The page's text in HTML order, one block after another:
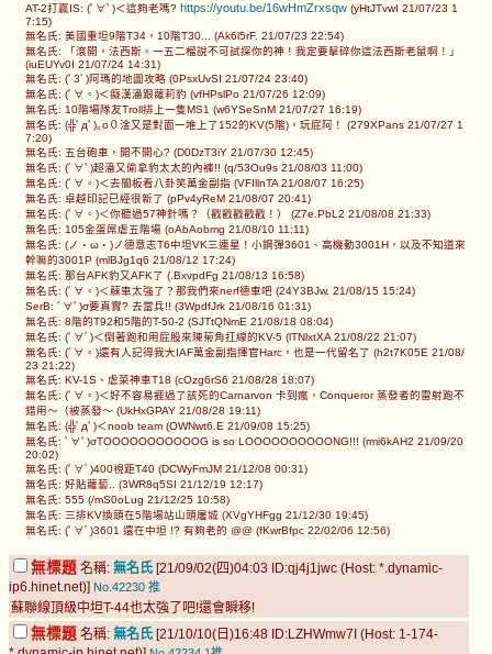
AT-2打贏IS: (ﾟ∀ﾟ)＜這夠老嗎? https://youtu.be/16wHmZrxsqw (yHtJTvwI 21/07/23 1
7:15)
無名氏: 美國重坦9階T34，10階T30... (Ak6l5rF. 21/07/23 22:54)
無名氏: 「滾開，法西斯。一五二榴說不可試探你的神！我定要擊碎你這法西斯老鼠啊！」
(iuEUYv0I 21/07/24 14:31)
無名氏: (ﾟ3ﾟ)阿瑪的地圖攻略 (0PsxUvSI 21/07/24 23:40)
無名氏: (ﾟ∀。)＜癡漢潘跟蘿莉豹 (vfHPslPo 21/07/26 12:09)
無名氏: 10階場隊友Troll排上一隻MS1 (w6YSeSnM 21/07/27 16:19)
無名氏: (╬ﾟдﾟ)｡o０淦又是對面一堆上了152的KV(5階)，玩屁阿！ (279XPans 21/07/27 1
7:20)
無名氏: 五台砲車，開不開心? (D0DzT3iY 21/07/30 12:45)
無名氏: (ﾟ∀ﾟ)超潘又偷拿豹太太的內褲!! (q/53Ou9s 21/08/03 11:00)
無名氏: (ﾟ∀。)＜去闇板看八卦笑萬金副指 (VFIllnTA 21/08/07 16:25)
無名氏: 卓越印記已經很新了 (pPv4yReM 21/08/07 20:41)
無名氏: (ﾟ∀。)＜你聽過57神針嗎？（戳戳戳戳戳！） (Z7e.PbL2 21/08/08 21:33)
無名氏: 105金蛋屌虐五階場 (oAbAobmg 21/08/10 11:11)
無名氏: (ノ・ω・)ノ德意志T6中坦VK三連星！小鋼彈3601、高機動3001H，以及不知道來
幹嘛的3001P (mlBJg1q6 21/08/12 17:24)
無名氏: 那台AFK豹又AFK了 (.BxvpdFg 21/08/13 16:58)
無名氏: (ﾟ∀。)＜蘇車太強了？那我們來nerf德車吧 (24Y3BJw. 21/08/15 15:24)
SerB: ﾟ∀ﾟ)σ要真實? 去當兵!! (3WpdfJrk 21/08/16 01:31)
無名氏: 8階的T92和5階的T-50-2 (SJTtQNmE 21/08/18 08:04)
無名氏: (ﾟ∀ﾟ)＜倒著跑和用屁股來陳菊角扛線的KV-5 (lTNlxtXA 21/08/22 21:07)
無名氏: (ﾟ∀。)還有人記得我大IAF萬金副指揮官Harc，也是一代留名了 (h2t7K05E 21/08/
23 21:22)
無名氏: KV-1S、虐菜神車T18 (cOzg6rS6 21/08/28 18:07)
無名氏: (ﾟ∀。)＜好不容易捱過了該死的Carnarvon 卡到瘋，Conqueror 蒸發者的雷射跑不
錯用～（被蒸發～ (UkHxGPAY 21/08/28 19:11)
無名氏: (╬ﾟдﾟ)＜noob team (OWNwt6.E 21/09/08 15:25)
無名氏: ﾟ∀ﾟ)σTOOOOOOOOOOOG is so LOOOOOOOOOONG!!! (rmi6kAH2 21/09/20
20:02)
無名氏: (ﾟ∀ﾟ)400視距T40 (DCWyFmJM 21/12/08 00:31)
無名氏: 好貼蘿蔔.. (3WR8q5SI 21/12/19 12:17)
無名氏: 555 (/mS0oLug 21/12/25 10:58)
無名氏: 三排KV換頭在5階場站山頭屠城 (XVgYHFgg 21/12/30 19:45)
無名氏: (ﾟ∀ﾟ)3601 還在中坦 !? 有夠老的 @@ (fKwrBfpc 22/02/06 12:56)
無標題 名稱: 無名氏 [21/09/02(四)04:03 ID:qj4j1jwc (Host: *.dynamic-
ip6.hinet.net)] No.42230 推
蘇聯線頂級中坦T-44也太強了吧!還會瞬移!
無標題 名稱: 無名氏 [21/10/10(日)16:48 ID:LZHWmw7I (Host: 1-174-